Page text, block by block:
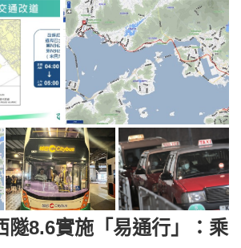
隧8.6實施「易通行」：乘